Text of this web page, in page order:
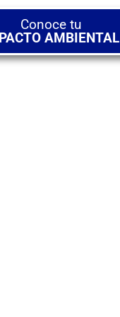
Conoce tu
AMBIENTAL